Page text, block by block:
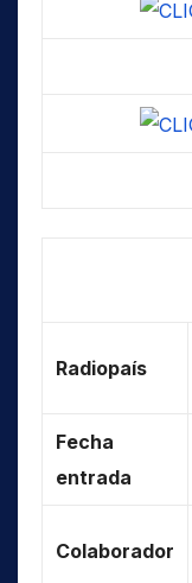
Radiopaís
Fecha
entrada
Colaborador